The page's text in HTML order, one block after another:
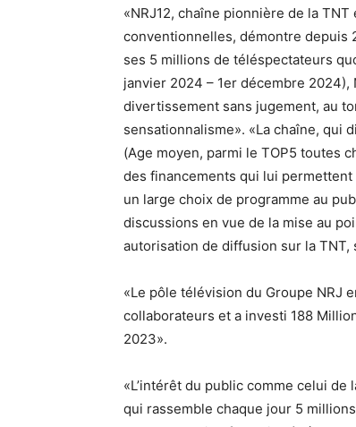
«NRJ12, chaîne pionnière de la
conventionnelles, démontre depuis
ses 5 millions de téléspectateurs
janvier 2024 – 1er décembre 2024),
divertissement sans jugement, au
sensationnalisme». «La chaîne, qui
(Age moyen, parmi le TOP5 toutes
des financements qui lui
un large choix de programme au
discussions en vue de la mise au
autorisation de diffusion sur la TNT,
«Le pôle télévision du Groupe NRJ
collaborateurs et a investi 188
2023».
«L’intérêt du public comme celui
qui rassemble chaque jour 5